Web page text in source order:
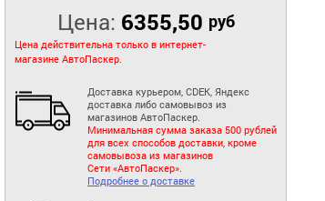
Цена: 6355,50 руб
Цена действительна только в интернет-
магазине АвтоПаскер.
Доставка курьером, CDEK, Яндекс
доставка либо самовывоз из
магазинов АвтоПаскер.
Минимальная сумма заказа 500 рублей
для всех способов доставки, кроме
самовывоза из магазинов
Сети «АвтоПаскер».
Подробнее о доставке